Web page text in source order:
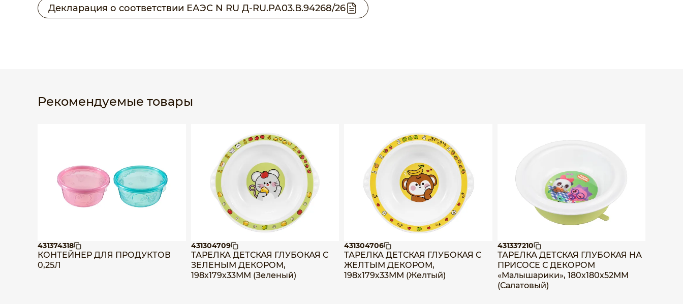
Декларация о соответствии ЕАЭС N RU Д-RU.РА03.В.94268/26
Рекомендуемые товары
431374318
КОНТЕЙНЕР ДЛЯ ПРОДУКТОВ
0,25Л
431304709
ТАРЕЛКА ДЕТСКАЯ ГЛУБОКАЯ С
ЗЕЛЕНЫМ ДЕКОРОМ,
198х179х33ММ (Зеленый)
431304706
ТАРЕЛКА ДЕТСКАЯ ГЛУБОКАЯ С
ЖЕЛТЫМ ДЕКОРОМ,
198х179х33ММ (Желтый)
431337210
ТАРЕЛКА ДЕТСКАЯ ГЛУБОКАЯ НА
ПРИСОСЕ С ДЕКОРОМ
«Малышарики», 180х180х52ММ
(Салатовый)